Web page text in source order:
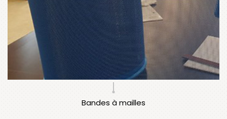
Bandes à mailles